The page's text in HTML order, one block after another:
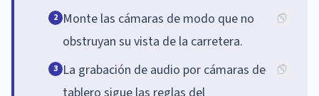
2 Monte las cámaras de modo que no
obstruyan su vista de la carretera.
3 La grabación de audio por cámaras de